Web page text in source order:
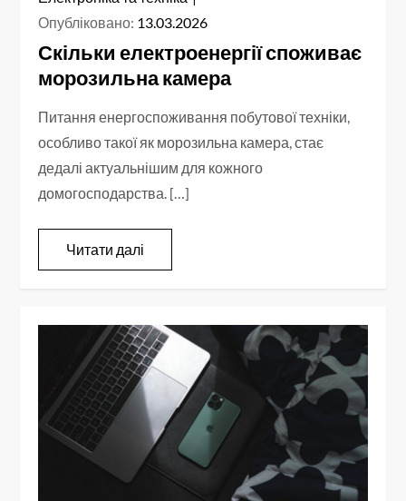
Опубліковано: 13.03.2026
Скільки електроенергії споживає
морозильна камера
Питання енергоспоживання побутової техніки,
особливо такої як морозильна камера, стає
дедалі актуальнішим для кожного
домогосподарства. […]
Читати далі